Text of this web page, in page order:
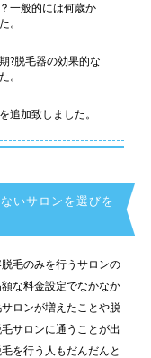
一般的には何歳か
。
?脱毛器の効果的な
。
追加致しました。
いサロンを選びを
毛のみを行うサロンの
な料金設定でなかなか
ロンが増えたことや脱
サロンに通うことが出
を行う人もだんだんと